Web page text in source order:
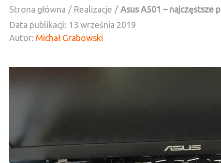
Strona główna Realizacje
Asus A501 – najczęstsze
Data publikacji: 13 września 2019
Autor: Michał Grabowski